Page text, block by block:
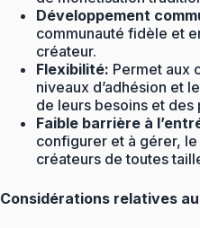
Développement
communauté fidèle et
créateur.
Flexibilité: Permet aux
niveaux d’adhésion et
de leurs besoins et
Faible barrière à
configurer et à gérer,
créateurs de toutes
Considérations relatives